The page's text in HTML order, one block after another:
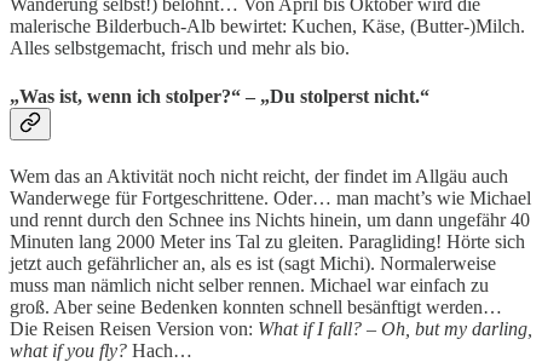
Wanderung selbst!) belohnt… Von April bis Oktober wird die
malerische Bilderbuch-Alb bewirtet: Kuchen, Käse, (Butter-)Milch.
Alles selbstgemacht, frisch und mehr als bio.
„Was ist, wenn ich stolper?“ – „Du stolperst nicht.“
Wem das an Aktivität noch nicht reicht, der findet im Allgäu auch
Wanderwege für Fortgeschrittene. Oder… man macht’s wie Michael
und rennt durch den Schnee ins Nichts hinein, um dann ungefähr 40
Minuten lang 2000 Meter ins Tal zu gleiten. Paragliding! Hörte sich
jetzt auch gefährlicher an, als es ist (sagt Michi). Normalerweise
muss man nämlich nicht selber rennen. Michael war einfach zu
groß. Aber seine Bedenken konnten schnell besänftigt werden…
Die Reisen Reisen Version von: What if I fall? – Oh, but my darling,
what if you fly? Hach…